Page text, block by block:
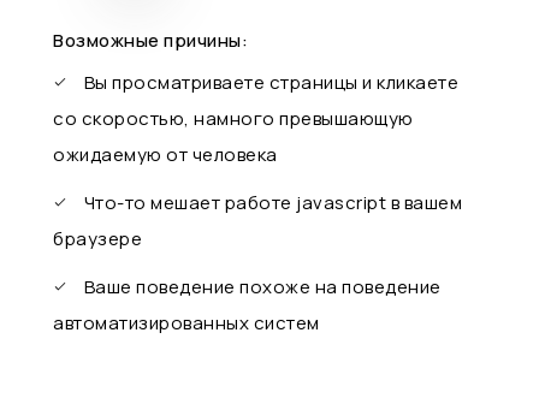
Возможные причины:
Вы просматриваете страницы и кликаете
со скоростью, намного превышающую
ожидаемую от человека
Что-то мешает работе javascript в вашем
браузере
Ваше поведение похоже на поведение
автоматизированных систем